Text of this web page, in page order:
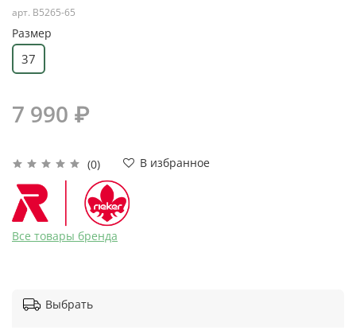
арт. B5265-65
(0) В избранное
Все товары бренда
Размер
37
7 990 ₽
Выбрать